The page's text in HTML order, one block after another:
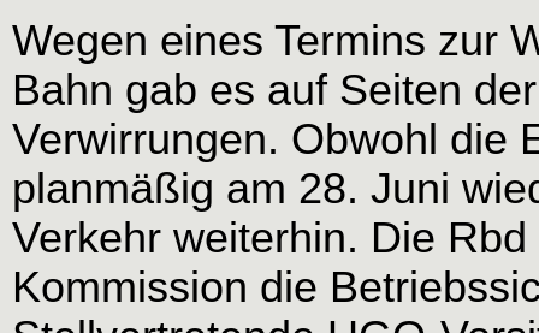
Wegen eines Termins zur
Bahn gab es auf Seiten
Verwirrungen. Obwohl die
planmäßig am 28. Juni
Verkehr weiterhin. Die
Kommission die